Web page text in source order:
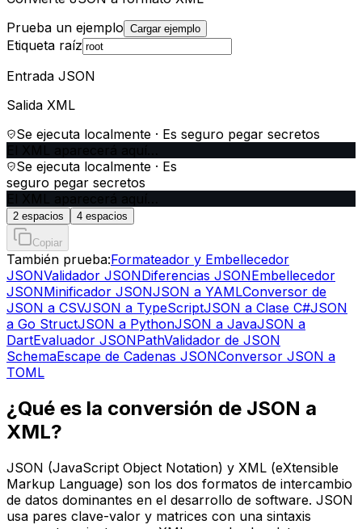
Prueba un ejemplo Cargar ejemplo
Etiqueta raíz
Entrada JSON
Salida XML
Se ejecuta localmente · Es seguro pegar secretos
Se ejecuta localmente · Es
seguro pegar secretos
2 espacios 4 espacios
Copiar
También prueba:Formateador y Embellecedor
JSONValidador JSONDiferencias JSONEmbellecedor
JSONMinificador JSONJSON a YAMLConversor de
JSON a CSVJSON a TypeScriptJSON a Clase C#JSON
a Go StructJSON a PythonJSON a JavaJSON a
DartEvaluador JSONPathValidador de JSON
SchemaEscape de Cadenas JSONConversor JSON a
TOML
¿Qué es la conversión de JSON a
XML?
JSON (JavaScript Object Notation) y XML (eXtensible
Markup Language) son los dos formatos de intercambio
de datos dominantes en el desarrollo de software. JSON
usa pares clave-valor y matrices con una sintaxis